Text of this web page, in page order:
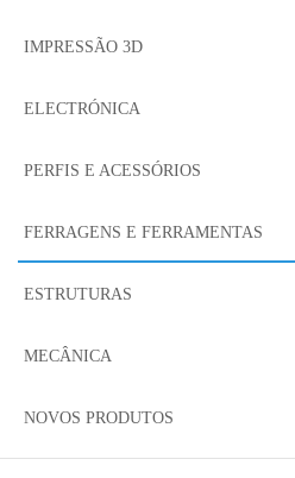
IMPRESSÃO 3D
ELECTRÓNICA
PERFIS E ACESSÓRIOS
FERRAGENS E FERRAMENTAS
ESTRUTURAS
MECÂNICA
NOVOS PRODUTOS